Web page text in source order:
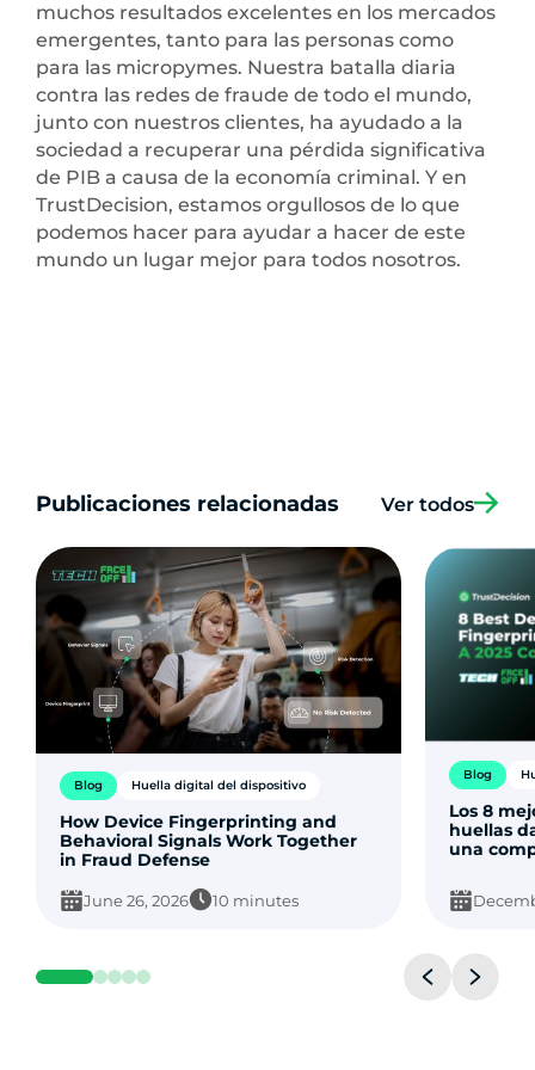
muchos resultados excelentes en los mercados
emergentes, tanto para las personas como
para las micropymes. Nuestra batalla diaria
contra las redes de fraude de todo el mundo,
junto con nuestros clientes, ha ayudado a la
sociedad a recuperar una pérdida significativa
de PIB a causa de la economía criminal. Y en
TrustDecision, estamos orgullosos de lo que
podemos hacer para ayudar a hacer de este
mundo un lugar mejor para todos nosotros.
Publicaciones relacionadas Ver todos
Blog Huella digital del dispositivo
How Device Fingerprinting and
Behavioral Signals Work Together
in Fraud Defense
June 26, 2026 10 minutes
Blog
Los 8
huellas
una